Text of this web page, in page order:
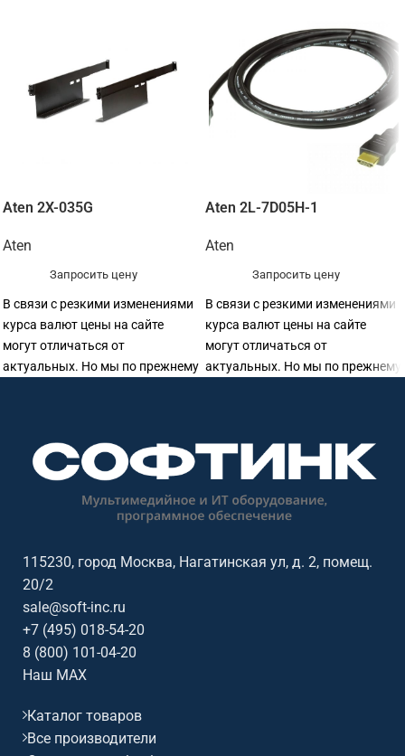
Aten 2X-035G
Aten
Запросить цену
В связи с резкими изменениями
курса валют цены на сайте
могут отличаться от
актуальных. Но мы по прежнему
Aten 2L-7D05H-1
Aten
Запросить цену
В связи с резкими изменениями
курса валют цены на сайте
могут отличаться от
актуальных. Но мы по прежнему
115230, город Москва, Нагатинская ул, д. 2, помещ.
20/2
sale@soft-inc.ru
+7 (495) 018-54-20
8 (800) 101-04-20
Наш MAX
Каталог товаров
Все производители